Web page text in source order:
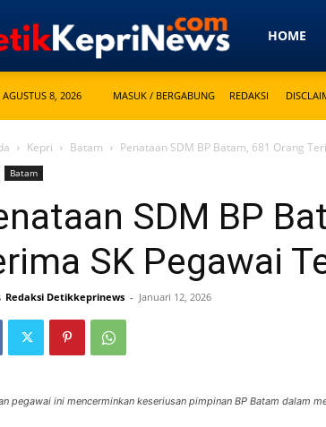
HOME
AGUSTUS 8, 2026 MASUK / BERGABUNG REDAKSI
Kepri Batam Penataan SDM BP Batam, 681 Orang
Batam
SDM BP
SK Pegawai
Redaksi Detikkeprinews - Januari 12, 2026
pegawai ini mencerminkan keseriusan pimpinan BP Batam dalam